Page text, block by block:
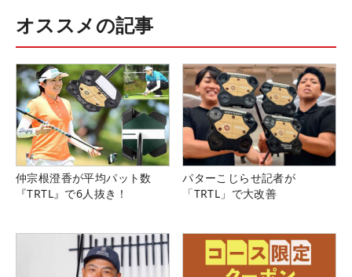
オススメの記事
仲宗根澄香が平均パット数
『TRTL』で6人抜き！
パターこじらせ記者が
「TRTL」で大改善